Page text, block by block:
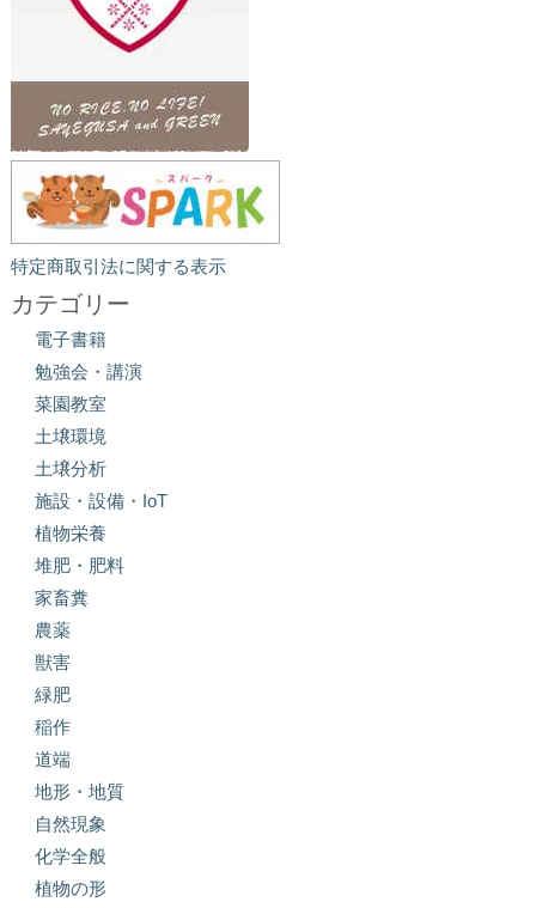
特定商取引法に関する表示
カテゴリー
電子書籍
勉強会・講演
菜園教室
土壌環境
土壌分析
施設・設備・IoT
植物栄養
堆肥・肥料
家畜糞
農薬
獣害
緑肥
稲作
道端
地形・地質
自然現象
化学全般
植物の形